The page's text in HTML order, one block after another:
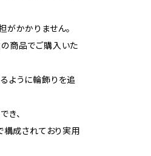
かかりません。
商品でご購入いた
ように輪飾りを追
き、
構成されており実用